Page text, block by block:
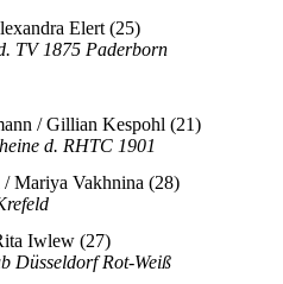
Elert (25)
TV 1875 Paderborn
/ Gillian Kespohl (21)
d. RHTC 1901
Mariya Vakhnina (28)
Iwlew (27)
Düsseldorf Rot-Weiß